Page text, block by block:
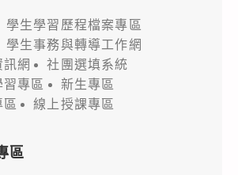
學生學習歷程檔案專區
學生事務與轉導工作網
網
社團選填系統
專區
新生專區
線上授課專區
區